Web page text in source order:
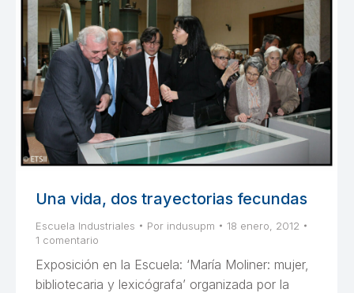
Una vida, dos trayectorias fecundas
Escuela Industriales Por indusupm
18 enero, 2012
1 comentario
Exposición en la Escuela: ‘María Moliner: mujer,
bibliotecaria y lexicógrafa’ organizada por la